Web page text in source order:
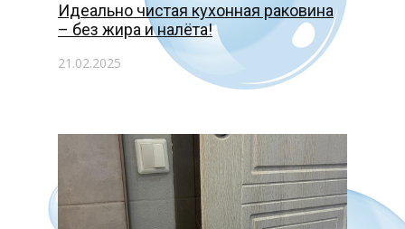
Идеально чистая кухонная раковина
– без жира и налёта!
21.02.2025